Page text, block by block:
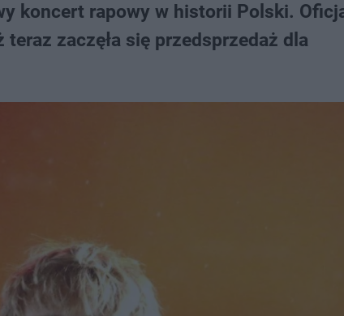
koncert rapowy w historii Polski.
zaczęła się przedsprzedaż dla